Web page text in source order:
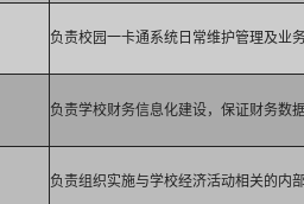
负责校园一卡通系统日常维护管理及业
负责学校财务信息化建设，保证财务数
负责组织实施与学校经济活动相关的内